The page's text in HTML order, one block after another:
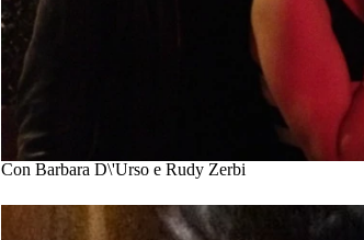
Con Barbara D\'Urso e Rudy Zerbi